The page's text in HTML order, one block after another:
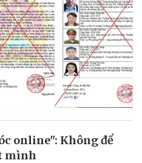
online": Không để
mình